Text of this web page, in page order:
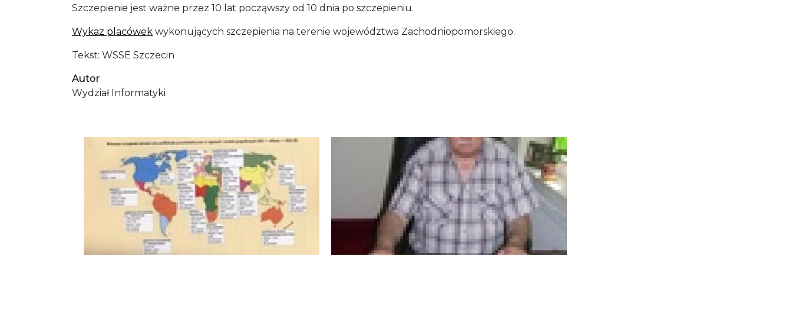
Szczepienie jest ważne przez 10 lat począwszy od 10 dnia po szczepieniu.
Wykaz placówek wykonujących szczepienia na terenie województwa Zachodniopomorskiego.
Tekst: WSSE Szczecin
Autor
Wydział Informatyki